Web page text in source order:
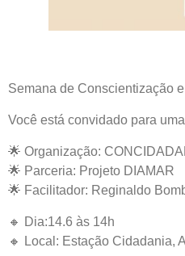
Semana de Conscientização
Você está convidado para
🌟 Organização:
🌟 Parceria: Projeto DIAMAR
🌟 Facilitador: Reginaldo
🔸 Dia:14.6 às 14h
🔸 Local: Estação Cidadania,